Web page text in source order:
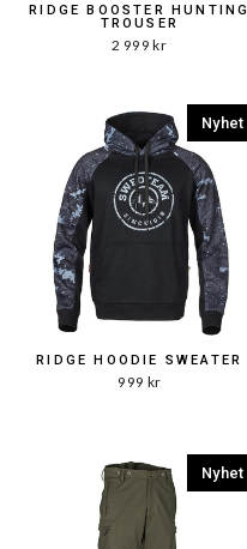
RIDGE BOOSTER HUNTING
TROUSER
2 999 kr
RIDGE HOODIE SWEATER
999 kr
Nyhet
Nyhet